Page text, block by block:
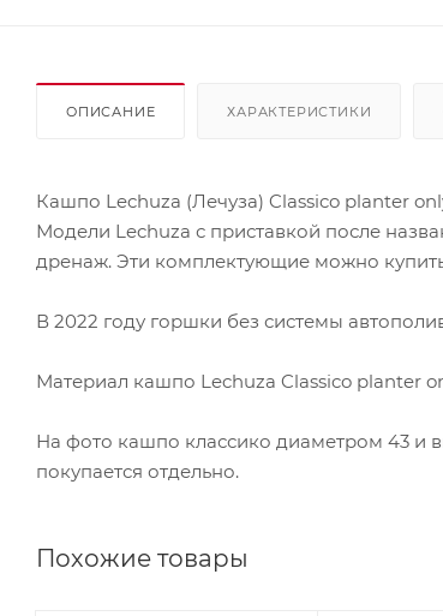
ОПИСАНИЕ ХАРАКТЕРИСТИКИ
Кашпо Lechuza (Лечуза) Classico planter
Модели Lechuza с приставкой после
дренаж. Эти комплектующие можно
В 2022 году горшки без системы
Материал кашпо Lechuza Classico planter
На фото кашпо классико диаметром 43 и
покупается отдельно.
Похожие товары